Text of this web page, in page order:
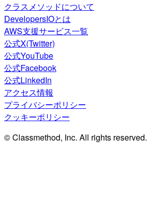
クラスメソッドについて
DevelopersIOとは
AWS支援サービス一覧
公式X(Twitter)
公式YouTube
公式Facebook
公式LinkedIn
アクセス情報
プライバシーポリシー
クッキーポリシー
© Classmethod, Inc. All rights reserved.